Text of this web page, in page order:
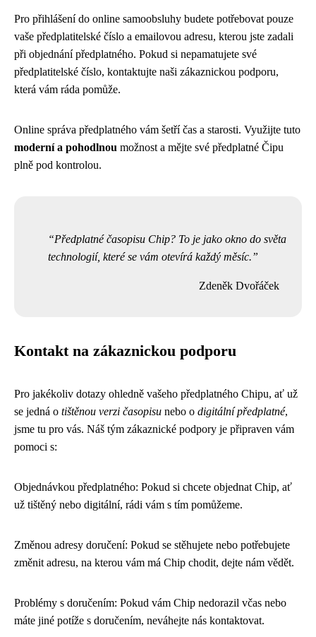
Pro přihlášení do online samoobsluhy budete potřebovat pouze
vaše předplatitelské číslo a emailovou adresu, kterou jste zadali
při objednání předplatného. Pokud si nepamatujete své
předplatitelské číslo, kontaktujte naši zákaznickou podporu,
která vám ráda pomůže.
Online správa předplatného vám šetří čas a starosti. Využijte tuto
moderní a pohodlnou možnost a mějte své předplatné Čipu
plně pod kontrolou.
Předplatné časopisu Chip? To je jako okno do světa
technologií, které se vám otevírá každý měsíc.
Zdeněk Dvořáček
Kontakt na zákaznickou podporu
Pro jakékoliv dotazy ohledně vašeho předplatného Chipu, ať už
se jedná o tištěnou verzi časopisu nebo o digitální předplatné,
jsme tu pro vás. Náš tým zákaznické podpory je připraven vám
pomoci s:
Objednávkou předplatného: Pokud si chcete objednat Chip, ať
už tištěný nebo digitální, rádi vám s tím pomůžeme.
Změnou adresy doručení: Pokud se stěhujete nebo potřebujete
změnit adresu, na kterou vám má Chip chodit, dejte nám vědět.
Problémy s doručením: Pokud vám Chip nedorazil včas nebo
máte jiné potíže s doručením, neváhejte nás kontaktovat.